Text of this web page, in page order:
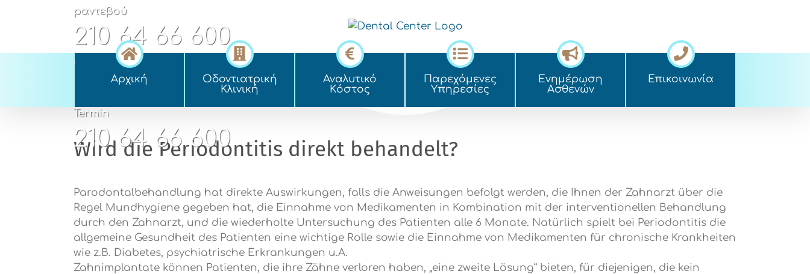
ραντεβού
210 64 66 600
appointment
210 64 66 600
Termin
210 64 66 600
Αρχική
Οδοντιατρική
Kλινική
Αναλυτικό
Kόστος
Παρεχόμενες
Yπηρεσίες
Ενημέρωση
Ασθενών
Επικοινωνία
Wird die Periodontitis direkt behandelt?
Parodontalbehandlung hat direkte Auswirkungen, falls die Anweisungen befolgt werden, die Ihnen der Zahnarzt über die
Regel Mundhygiene gegeben hat, die Einnahme von Medikamenten in Kombination mit der interventionellen Behandlung
durch den Zahnarzt, und die wiederholte Untersuchung des Patienten alle 6 Monate. Natürlich spielt bei Periodontitis die
allgemeine Gesundheit des Patienten eine wichtige Rolle sowie die Einnahme von Medikamenten für chronische Krankheiten
wie z.B. Diabetes, psychiatrische Erkrankungen u.A.
Zahnimplantate können Patienten, die ihre Zähne verloren haben, „eine zweite Lösung“ bieten, für diejenigen, die kein